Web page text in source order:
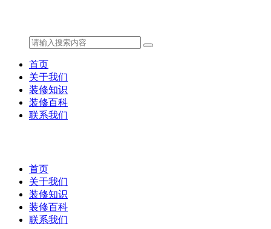
首页
关于我们
装修知识
装修百科
联系我们
首页
关于我们
装修知识
装修百科
联系我们